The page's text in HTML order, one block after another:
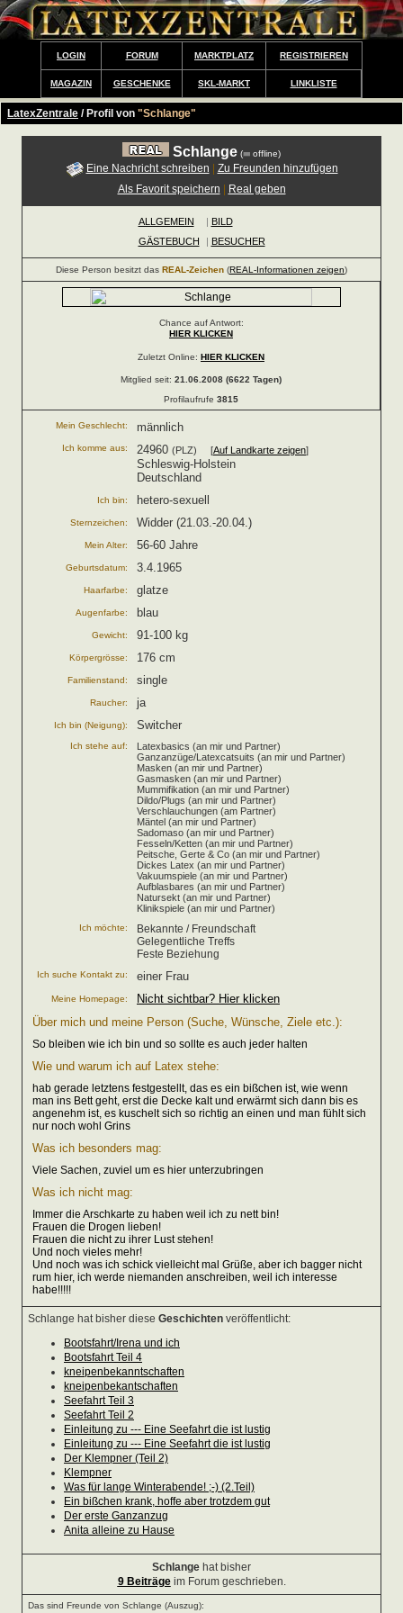
LOGIN FORUM MARKTPLATZ REGISTRIEREN
MAGAZIN GESCHENKE SKL-MARKT LINKLISTE
LatexZentrale / Profil von "Schlange"
Schlange ( offline)
Eine Nachricht schreiben
Zu Freunden hinzufügen
Als Favorit speichern
Real geben
ALLGEMEIN | BILD
GÄSTEBUCH
| BESUCHER
Diese Person besitzt das REAL-Zeichen (REAL-Informationen zeigen)
Chance auf Antwort:
HIER KLICKEN
Zuletzt Online: HIER KLICKEN
Mitglied seit: 21.06.2008 (6622 Tagen)
Profilaufrufe 3815
Mein Geschlecht: männlich
Ich komme aus: 24960 (PLZ) [Auf Landkarte zeigen]
Schleswig-Holstein
Deutschland
Ich bin: hetero-sexuell
Sternzeichen: Widder (21.03.-20.04.)
Mein Alter: 56-60 Jahre
Geburtsdatum: 3.4.1965
Haarfarbe: glatze
Augenfarbe: blau
Gewicht: 91-100 kg
Körpergrösse: 176 cm
Familienstand: single
Raucher: ja
Ich bin (Neigung): Switcher
Ich stehe auf:
Latexbasics (an mir und Partner)
Ganzanzüge/Latexcatsuits (an mir und Partner)
Masken (an mir und Partner)
Gasmasken (an mir und Partner)
Mummifikation (an mir und Partner)
Dildo/Plugs (an mir und Partner)
Verschlauchungen (am Partner)
Mäntel (an mir und Partner)
Sadomaso (an mir und Partner)
Fesseln/Ketten (an mir und Partner)
Peitsche, Gerte & Co (an mir und Partner)
Dickes Latex (an mir und Partner)
Vakuumspiele (an mir und Partner)
Aufblasbares (an mir und Partner)
Natursekt (an mir und Partner)
Klinikspiele (an mir und Partner)
Ich möchte:
Bekannte / Freundschaft
Gelegentliche Treffs
Feste Beziehung
Ich suche Kontakt zu: einer Frau
Meine Homepage:
Nicht sichtbar? Hier klicken
Über mich und meine Person (Suche, Wünsche, Ziele etc.):
So bleiben wie ich bin und so sollte es auch jeder halten
Wie und warum ich auf Latex stehe:
hab gerade letztens festgestellt, das es ein bißchen ist, wie wenn
man ins Bett geht, erst die Decke kalt und erwärmt sich dann bis es
angenehm ist, es kuschelt sich so richtig an einen und man fühlt sich
nur noch wohl Grins
Was ich besonders mag:
Viele Sachen, zuviel um es hier unterzubringen
Was ich nicht mag:
Immer die Arschkarte zu haben weil ich zu nett bin!
Frauen die Drogen lieben!
Frauen die nicht zu ihrer Lust stehen!
Und noch vieles mehr!
Und noch was ich schick vielleicht mal Grüße, aber ich bagger nicht
rum hier, ich werde niemanden anschreiben, weil ich interesse
habe!!!!!
Schlange hat bisher diese Geschichten veröffentlicht:
Bootsfahrt/Irena und ich
Bootsfahrt Teil 4
kneipenbekanntschaften
kneipenbekantschaften
Seefahrt Teil 3
Seefahrt Teil 2
Einleitung zu --- Eine Seefahrt die ist lustig
Einleitung zu --- Eine Seefahrt die ist lustig
Der Klempner (Teil 2)
Klempner
Was für lange Winterabende! ;-) (2.Teil)
Ein bißchen krank, hoffe aber trotzdem gut
Der erste Ganzanzug
Anita alleine zu Hause
Schlange hat bisher
9 Beiträgeim Forum geschrieben.
Das sind Freunde von Schlange (Auszug):